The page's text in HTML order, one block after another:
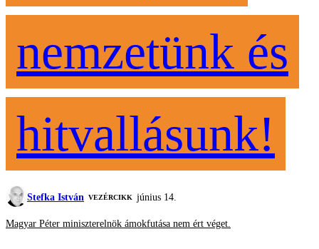
nemzetünk és
hitvallásunk!
Stefka István VEZÉRCIKK június 14.
Magyar Péter miniszterelnök ámokfutása nem ért véget.